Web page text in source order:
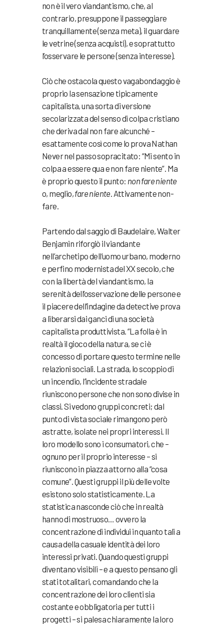
non è il vero viandantismo, che, al
contrario, presuppone il passeggiare
tranquillamente (senza meta), il guardare
le vetrine (senza acquisti), e soprattutto
l’osservare le persone (senza interesse).
Ciò che ostacola questo vagabondaggio è
proprio la sensazione tipicamente
capitalista, una sorta di versione
secolarizzata del senso di colpa cristiano
che deriva dal non fare alcunché –
esattamente così come lo prova Nathan
Never nel passo sopracitato: “Mi sento in
colpa a essere qua e non fare niente”. Ma
è proprio questo il punto: non fare niente
o, meglio,fare niente. Attivamente non-
fare.
Partendo dal saggio di Baudelaire, Walter
Benjamin riforgiò il viandante
nell’archetipo dell’uomo urbano, moderno
e perfino modernista del XX secolo, che
con la libertà del viandantismo, la
serenità dell’osservazione delle persone e
il piacere dell’indagine da detective prova
a liberarsi dai ganci di una società
capitalista produttivista. “La folla è in
realtà il gioco della natura, se ci è
concesso di portare questo termine nelle
relazioni sociali. La strada, lo scoppio di
un incendio, l’incidente stradale
riuniscono persone che non sono divise in
classi. Si vedono gruppi concreti; dal
punto di vista sociale rimangono però
astratte, isolate nei propri interessi. Il
loro modello sono i consumatori, che –
ognuno per il proprio interesse – si
riuniscono in piazza attorno alla “cosa
comune”. Questi gruppi il più delle volte
esistono solo statisticamente. La
statistica nasconde ciò che in realtà
hanno di mostruoso… ovvero la
concentrazione di individui in quanto tali a
causa della casuale identità dei loro
interessi privati. Quando questi gruppi
diventano visibili – e a questo pensano gli
stati totalitari, comandando che la
concentrazione dei loro clienti sia
costante e obbligatoria per tutti i
progetti – si palesa chiaramente la loro